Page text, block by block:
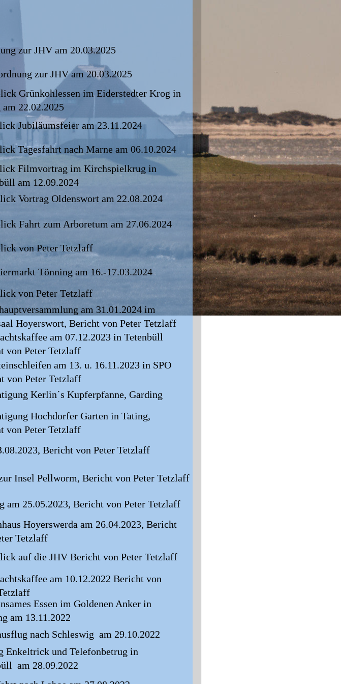
Enkeltrick und Telefonbetrug in
am 28.09.2022
nach Schleswig  am 29.10.2022
Essen im Goldenen Anker in
am 13.11.2022
am 10.12.2022 Bericht von
auf die JHV Bericht von Peter Tetzlaff
Hoyerswerda am 26.04.2023, Bericht
Tetzlaff
am 25.05.2023, Bericht von Peter Tetzlaff
Insel Pellworm, Bericht von Peter Tetzlaff
Bericht von Peter Tetzlaff
Hochdorfer Garten in Tating,
von Peter Tetzlaff
Kerlin´s Kupferpfanne, Garding
am 13. u. 16.11.2023 in SPO
von Peter Tetzlaff
am 07.12.2023 in Tetenbüll
von Peter Tetzlaff
am 31.01.2024 im
Hoyerswort, Bericht von Peter Tetzlaff
von Peter Tetzlaff
Tönning am 16.-17.03.2024
von Peter Tetzlaff
Fahrt zum Arboretum am 27.06.2024
Vortrag Oldenswort am 22.08.2024
Filmvortrag im Kirchspielkrug in
am 12.09.2024
Tagesfahrt nach Marne am 06.10.2024
Jubiläumsfeier am 23.11.2024
Grünkohlessen im Eiderstedter Krog in
22.02.2025
zur JHV am 20.03.2025
zur JHV am 20.03.2025